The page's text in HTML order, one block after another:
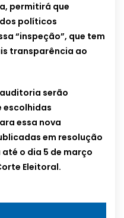
permitirá que
políticos
“inspeção”, que tem
transparência ao
serão
escolhidas
essa nova
em resolução
até o dia 5 de março
Eleitoral.